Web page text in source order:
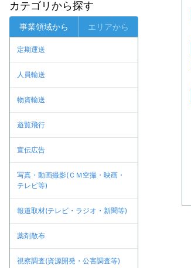
カテゴリから探す
事業領域から エリアから
定期運送
人員輸送
物資輸送
遊覧飛行
宣伝広告
写真・動画撮影(ＣＭ空撮・映画・
テレビ等)
報道取材(テレビ・ラジオ・新聞等)
薬剤散布
視察調査(資源開発・公害調査等)